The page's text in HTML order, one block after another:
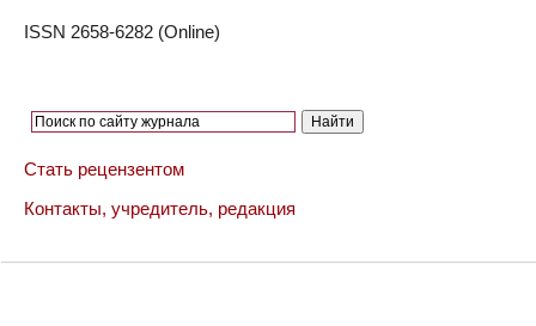
ISSN 2658-6282 (Online)
Стать рецензентом
Контакты, учредитель, редакция